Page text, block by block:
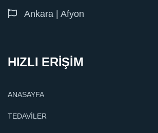
Ankara | Afyon
HIZLI ERİŞİM
ANASAYFA
TEDAVİLER